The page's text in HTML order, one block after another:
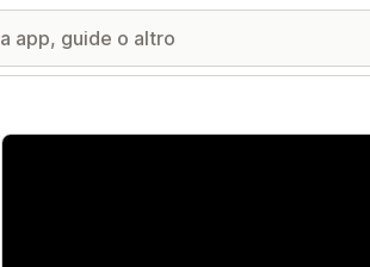
Galleria immagini in evidenza